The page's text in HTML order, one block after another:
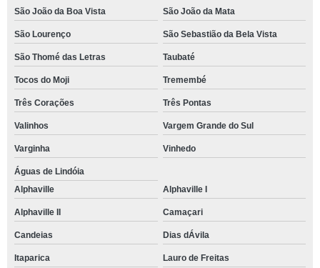
São João da Boa Vista São João da Mata
São Lourenço São Sebastião da Bela Vista
São Thomé das Letras Taubaté
Tocos do Moji Tremembé
Três Corações Três Pontas
Valinhos Vargem Grande do Sul
Varginha Vinhedo
Águas de Lindóia
Alphaville
Alphaville I
Alphaville II Camaçari
Candeias Dias dÁvila
Itaparica Lauro de Freitas